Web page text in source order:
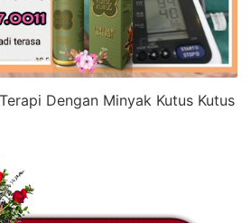
Dengan Minyak Kutus Kutus